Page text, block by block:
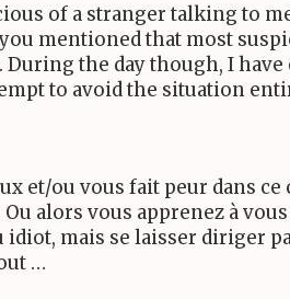
of a stranger talking to
mentioned that most
During the day though, I
to avoid the situation
et/ou vous fait peur dans
alors vous apprenez à
mais se laisser diriger
…